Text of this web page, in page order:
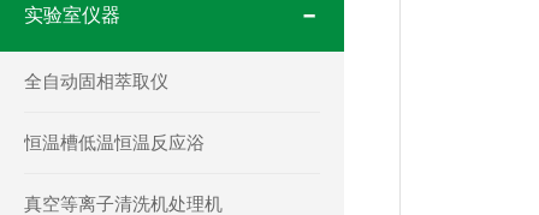
实验室仪器
全自动固相萃取仪
恒温槽低温恒温反应浴
真空等离子清洗机处理机